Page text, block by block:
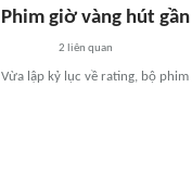
Phim giờ vàng hút
2 liên quan
Vừa lập kỷ lục về rating, bộ